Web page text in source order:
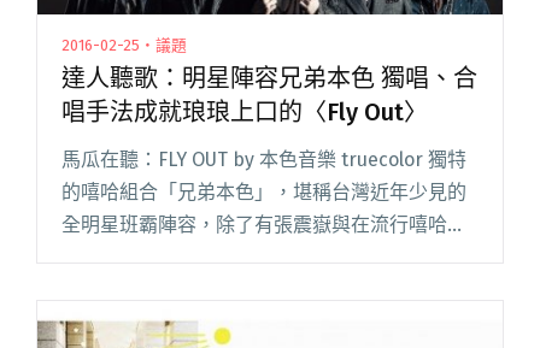
2016-02-25・議題
達人聽歌：明星陣容兄弟本色 獨唱、合
唱手法成就琅琅上口的〈Fly Out〉
馬瓜在聽：FLY OUT by 本色音樂 truecolor 獨特
的嘻哈組合「兄弟本色」，堪稱台灣近年少見的
全明星班霸陣容，除了有張震嶽與在流行嘻哈稱
霸的熱狗外，搭配上頑童 MJ116，透過獨唱合唱
讀全文 "達人聽歌：明星陣容兄弟本色 獨唱、合